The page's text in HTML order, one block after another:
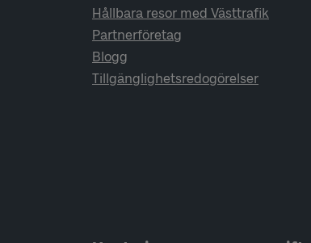
Hållbara resor med Västtrafik
Partnerföretag
Blogg
Tillgänglighetsredogörelser